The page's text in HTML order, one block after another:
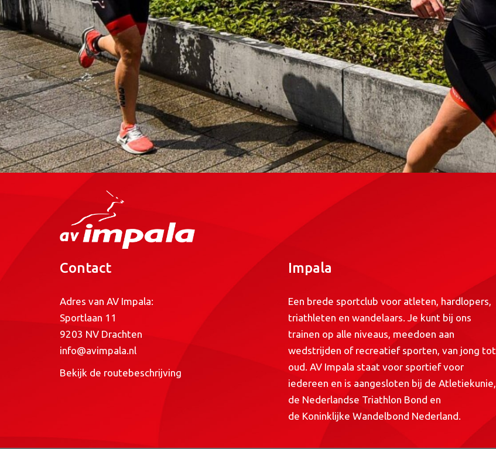
Contact
Adres van AV Impala:
Sportlaan 11
9203 NV Drachten
info@avimpala.nl
Bekijk de routebeschrijving
Impala
Een brede sportclub voor atleten, hardlopers,
triathleten en wandelaars. Je kunt bij ons
trainen op alle niveaus, meedoen aan
wedstrijden of recreatief sporten, van jong tot
oud. AV Impala staat voor sportief voor
iedereen en is aangesloten bij de Atletiekunie,
de Nederlandse Triathlon Bond en
de Koninklijke Wandelbond Nederland.